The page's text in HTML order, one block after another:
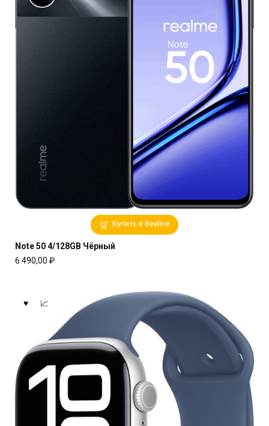
Купить в Beeline
Note 50 4/128GB Чёрный
6 490,00 ₽